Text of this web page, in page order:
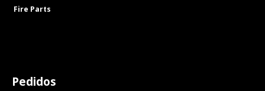
Fire Parts
Pedidos